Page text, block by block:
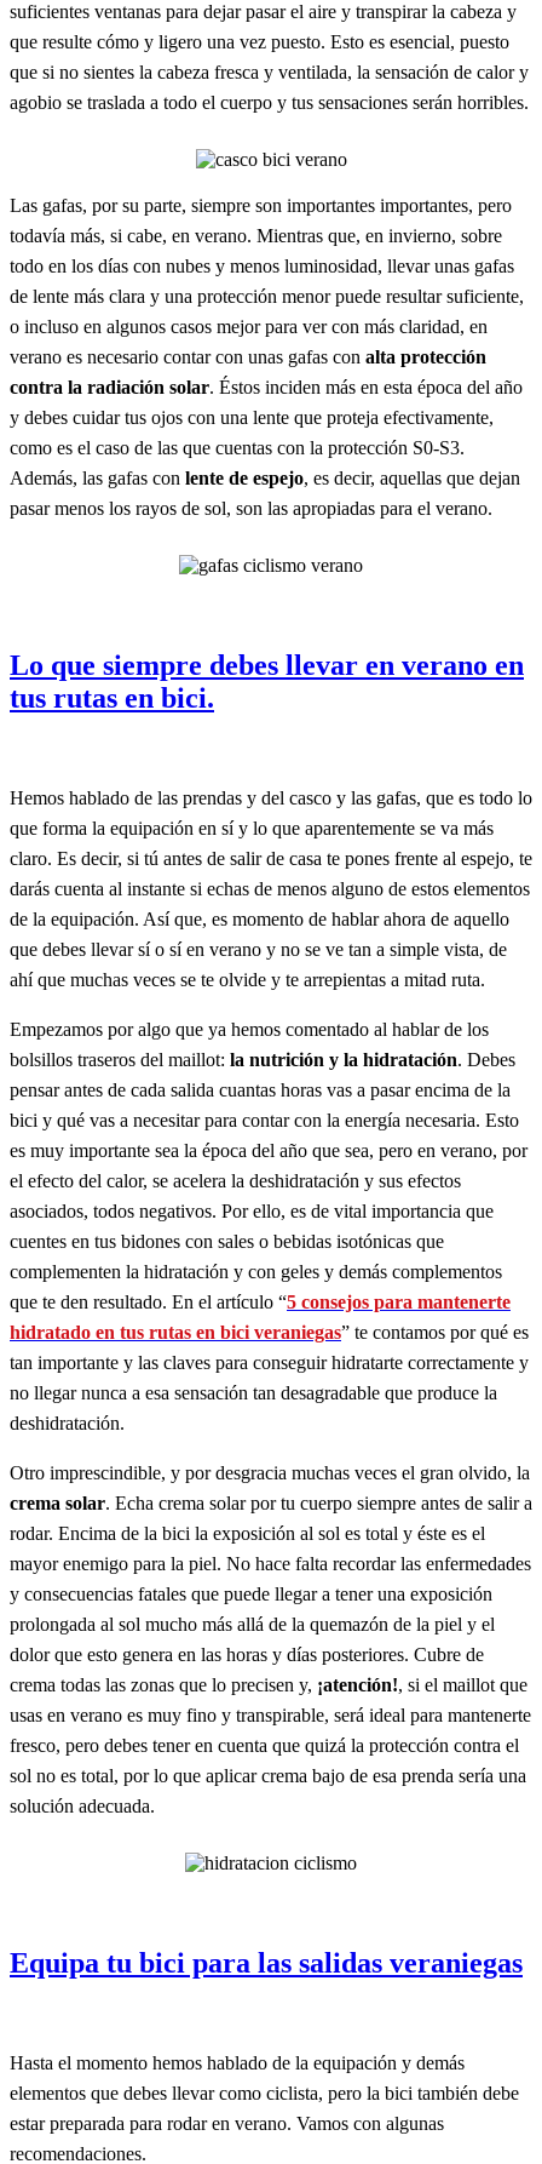
suficientes ventanas para dejar pasar el aire y transpirar la cabeza y
que resulte cómo y ligero una vez puesto. Esto es esencial, puesto
que si no sientes la cabeza fresca y ventilada, la sensación de calor y
agobio se traslada a todo el cuerpo y tus sensaciones serán horribles.
Las gafas, por su parte, siempre son importantes importantes, pero
todavía más, si cabe, en verano. Mientras que, en invierno, sobre
todo en los días con nubes y menos luminosidad, llevar unas gafas
de lente más clara y una protección menor puede resultar suficiente,
o incluso en algunos casos mejor para ver con más claridad, en
verano es necesario contar con unas gafas con alta protección
contra la radiación solar. Éstos inciden más en esta época del año
y debes cuidar tus ojos con una lente que proteja efectivamente,
como es el caso de las que cuentas con la protección S0-S3.
Además, las gafas con lente de espejo, es decir, aquellas que dejan
pasar menos los rayos de sol, son las apropiadas para el verano.
Lo que siempre debes llevar en verano en
tus rutas en bici.
Hemos hablado de las prendas y del casco y las gafas, que es todo lo
que forma la equipación en sí y lo que aparentemente se va más
claro. Es decir, si tú antes de salir de casa te pones frente al espejo, te
darás cuenta al instante si echas de menos alguno de estos elementos
de la equipación. Así que, es momento de hablar ahora de aquello
que debes llevar sí o sí en verano y no se ve tan a simple vista, de
ahí que muchas veces se te olvide y te arrepientas a mitad ruta.
Empezamos por algo que ya hemos comentado al hablar de los
bolsillos traseros del maillot: la nutrición y la hidratación. Debes
pensar antes de cada salida cuantas horas vas a pasar encima de la
bici y qué vas a necesitar para contar con la energía necesaria. Esto
es muy importante sea la época del año que sea, pero en verano, por
el efecto del calor, se acelera la deshidratación y sus efectos
asociados, todos negativos. Por ello, es de vital importancia que
cuentes en tus bidones con sales o bebidas isotónicas que
complementen la hidratación y con geles y demás complementos
que te den resultado. En el artículo “5 consejos para mantenerte
hidratado en tus rutas en bici veraniegas” te contamos por qué es
tan importante y las claves para conseguir hidratarte correctamente y
no llegar nunca a esa sensación tan desagradable que produce la
deshidratación.
Otro imprescindible, y por desgracia muchas veces el gran olvido, la
crema solar. Echa crema solar por tu cuerpo siempre antes de salir a
rodar. Encima de la bici la exposición al sol es total y éste es el
mayor enemigo para la piel. No hace falta recordar las enfermedades
y consecuencias fatales que puede llegar a tener una exposición
prolongada al sol mucho más allá de la quemazón de la piel y el
dolor que esto genera en las horas y días posteriores. Cubre de
crema todas las zonas que lo precisen y, ¡atención!, si el maillot que
usas en verano es muy fino y transpirable, será ideal para mantenerte
fresco, pero debes tener en cuenta que quizá la protección contra el
sol no es total, por lo que aplicar crema bajo de esa prenda sería una
solución adecuada.
Equipa tu bici para las salidas veraniegas
Hasta el momento hemos hablado de la equipación y demás
elementos que debes llevar como ciclista, pero la bici también debe
estar preparada para rodar en verano. Vamos con algunas
recomendaciones.